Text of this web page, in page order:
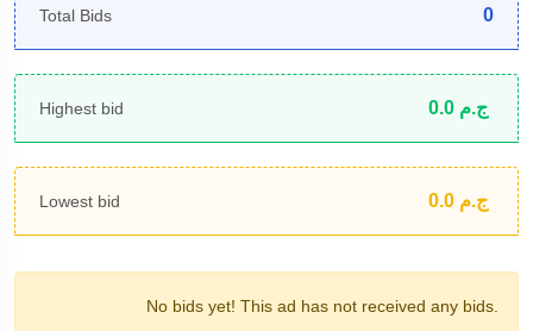
Total Bids 0
Highest bid 0.0 ج.م
Lowest bid 0.0 ج.م
No bids yet! This ad has not received any bids.